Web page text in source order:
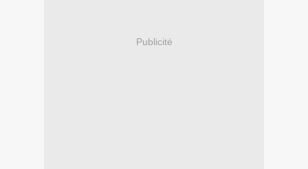
Publicité